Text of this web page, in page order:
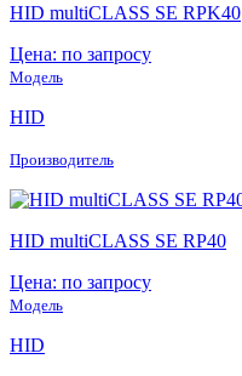
HID multiCLASS SE RPK40
Цена: по запросу
Модель
HID
Производитель
HID multiCLASS SE RP40
Цена: по запросу
Модель
HID